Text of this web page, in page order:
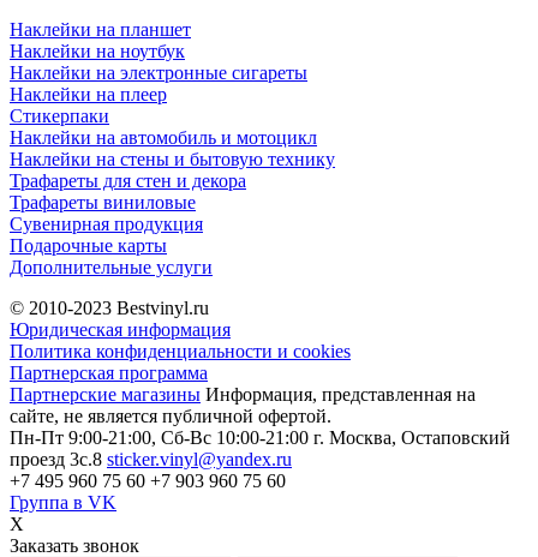
Наклейки на планшет
Наклейки на ноутбук
Наклейки на электронные сигареты
Наклейки на плеер
Стикерпаки
Наклейки на автомобиль и мотоцикл
Наклейки на стены и бытовую технику
Трафареты для стен и декора
Трафареты виниловые
Сувенирная продукция
Подарочные карты
Дополнительные услуги
© 2010-2023 Bestvinyl.ru
Юридическая информация
Политика конфиденциальности и cookies
Партнерская программа
Партнерские магазины Информация, представленная на
сайте, не является публичной офертой.
Пн-Пт 9:00-21:00, Сб-Вс 10:00-21:00 г. Москва, Остаповский
проезд 3с.8 sticker.vinyl@yandex.ru
+7 495 960 75 60 +7 903 960 75 60
Группа в VK
X
Заказать звонок